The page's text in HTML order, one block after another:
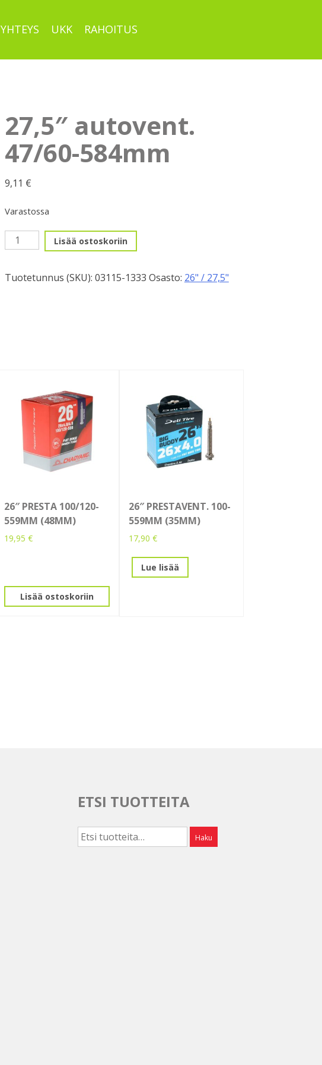
YHTEYS UKK RAHOITUS
27,5″ autovent.
47/60-584mm
9,11 €
Varastossa
27,5"
autovent.
584mm
Lisää ostoskoriin
Tuotetunnus (SKU): 03115-1333 Osasto: 26" / 27,5"
26″ PRESTA 100/120-
559MM (48MM)
19,95 €
Lisää ostoskoriin
26″ PRESTAVENT. 100-
559MM (35MM)
17,90 €
Lue lisää
ETSI TUOTTEITA
Etsi: Haku